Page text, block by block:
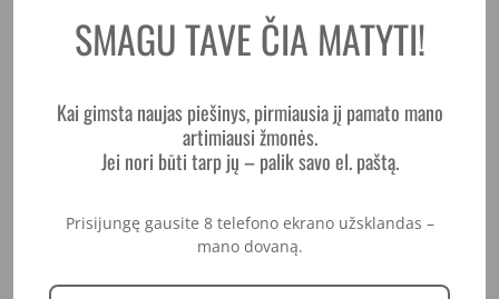
AŠ IR MANO KŪDIKIS DARNIAI DIRBAME KARTU
SMAGU TAVE ČIA MATYTI!
Kai gimsta naujas piešinys, pirmiausia jį pamato mano
artimiausi žmonės.
Jei nori būti tarp jų – palik savo el. paštą.
Prisijungę gausite 8 telefono ekrano užsklandas –
mano dovaną.